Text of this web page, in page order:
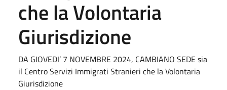
che la Volontaria
Giurisdizione
DA GIOVEDI’ 7 NOVEMBRE 2024, CAMBIANO SEDE sia
il Centro Servizi Immigrati Stranieri che la Volontaria
Giurisdizione